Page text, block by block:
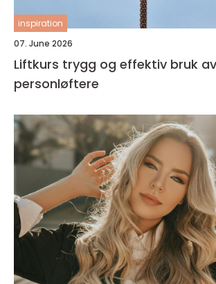
inspiration
07. June 2026
Liftkurs trygg og effektiv bruk av
personløftere